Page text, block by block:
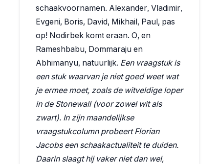
schaakvoornamen. Alexander, Vladimir,
Evgeni, Boris, David, Mikhail, Paul, pas
op! Nodirbek komt eraan. O, en
Rameshbabu, Dommaraju en
Abhimanyu, natuurlijk. Een vraagstuk is
een stuk waarvan je niet goed weet wat
je ermee moet, zoals de witveldige loper
in de Stonewall (voor zowel wit als
zwart). In zijn maandelijkse
vraagstukcolumn probeert Florian
Jacobs een schaakactualiteit te duiden.
Daarin slaagt hij vaker niet dan wel,